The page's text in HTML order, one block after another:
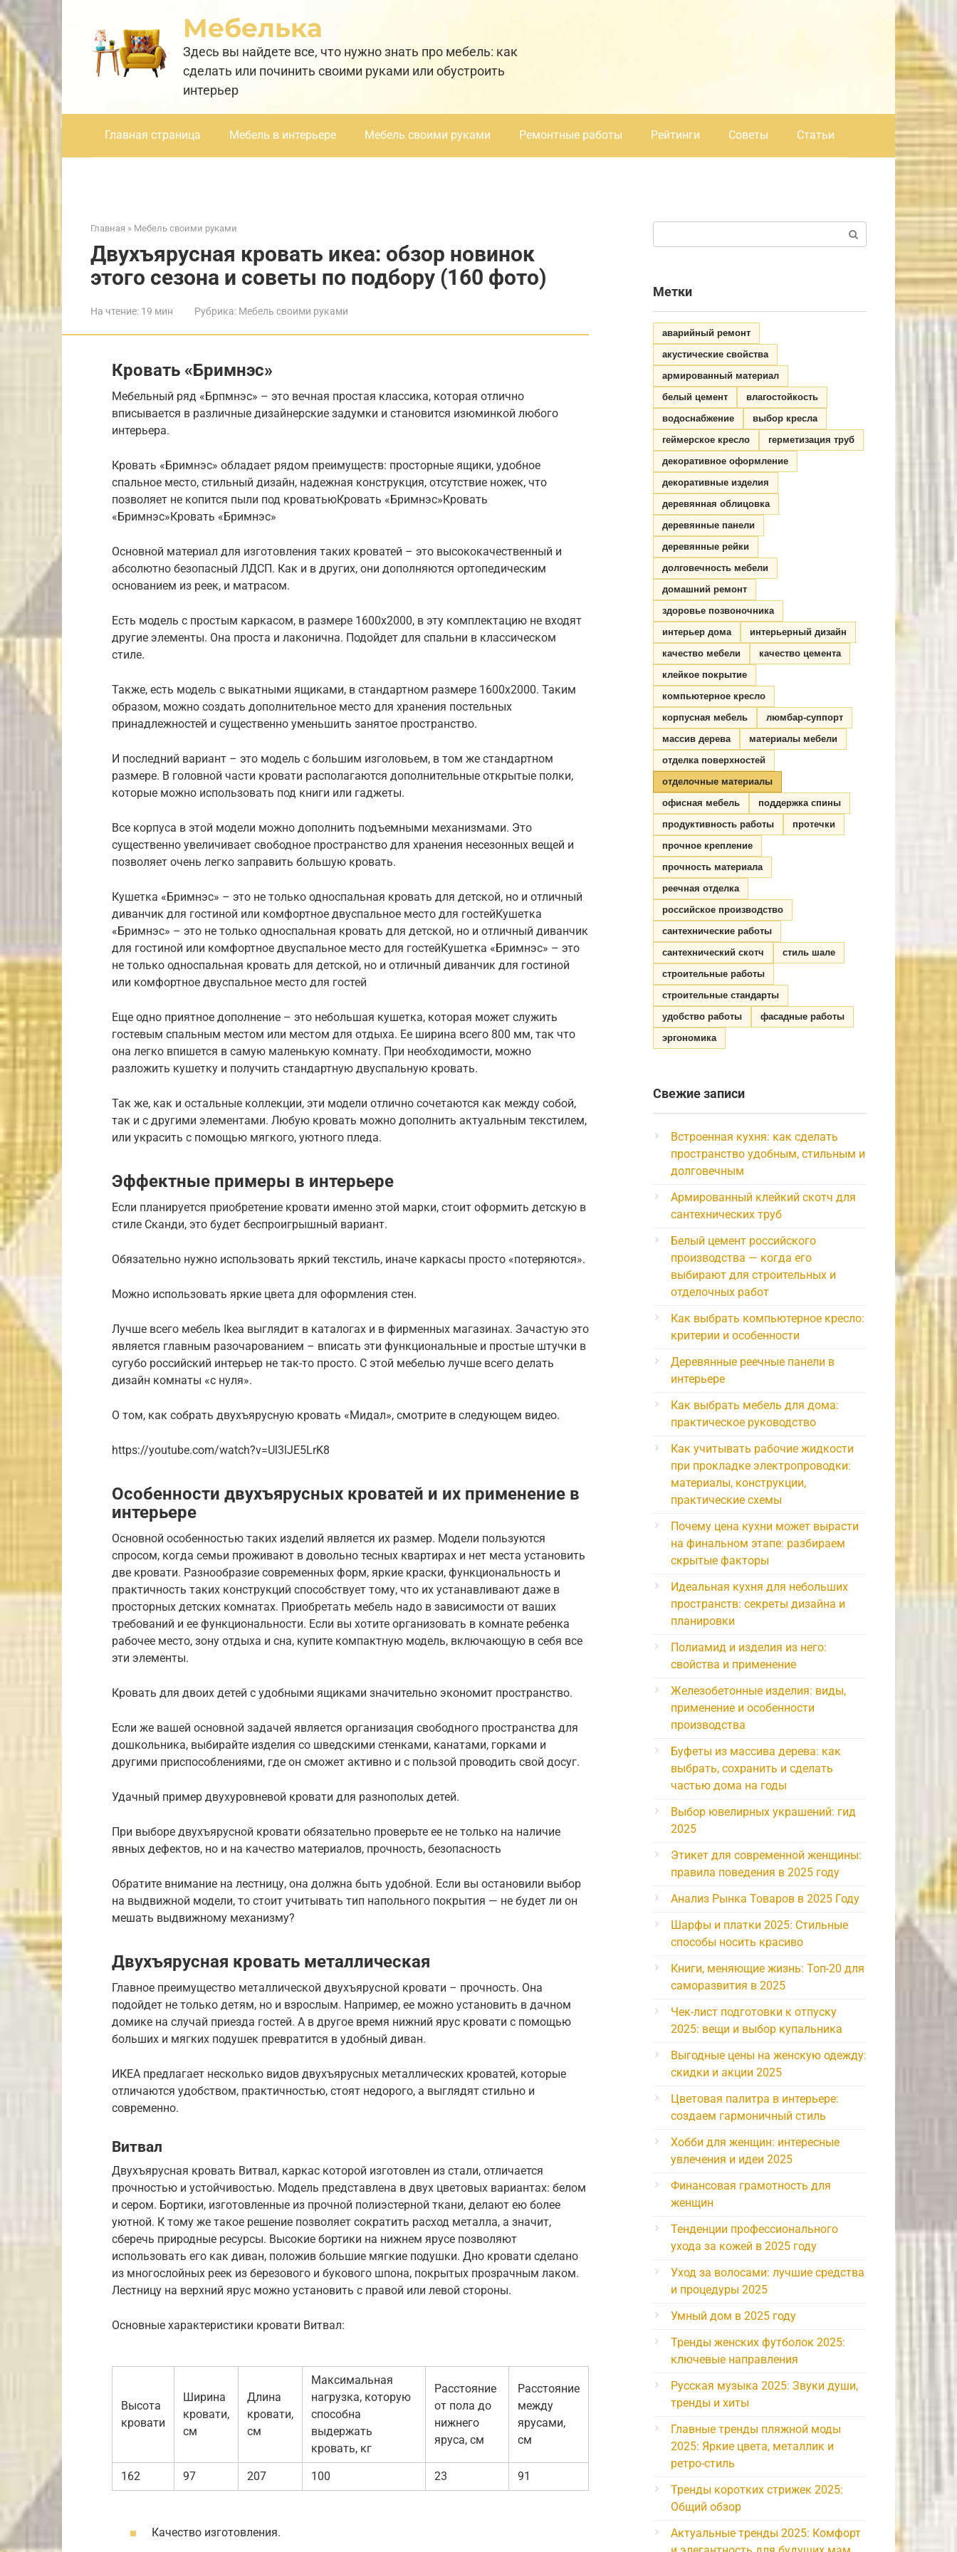
Перейти
к
контенту
Мебелька
Здесь вы найдете все, что нужно знать про мебель: как
сделать или починить своими руками или обустроить
интерьер
Главная страница Мебель в интерьере Мебель своими руками Ремонтные работы Рейтинги Советы Статьи
Главная » Мебель своими руками
Двухъярусная кровать икеа: обзор новинок
этого сезона и советы по подбору (160 фото)
На чтение: 19 мин Рубрика: Мебель своими руками
Кровать «Бримнэс»
Мебельный ряд «Брпмнэс» – это вечная простая классика, которая отлично
вписывается в различные дизайнерские задумки и становится изюминкой любого
интерьера.
Кровать «Бримнэс» обладает рядом преимуществ: просторные ящики, удобное
спальное место, стильный дизайн, надежная конструкция, отсутствие ножек, что
позволяет не копится пыли под кроватьюКровать «Бримнэс»Кровать
«Бримнэс»Кровать «Бримнэс»
Основной материал для изготовления таких кроватей – это высококачественный и
абсолютно безопасный ЛДСП. Как и в других, они дополняются ортопедическим
основанием из реек, и матрасом.
Есть модель с простым каркасом, в размере 1600х2000, в эту комплектацию не входят
другие элементы. Она проста и лаконична. Подойдет для спальни в классическом
стиле.
Также, есть модель с выкатными ящиками, в стандартном размере 1600х2000. Таким
образом, можно создать дополнительное место для хранения постельных
принадлежностей и существенно уменьшить занятое пространство.
И последний вариант – это модель с большим изголовьем, в том же стандартном
размере. В головной части кровати располагаются дополнительные открытые полки,
которые можно использовать под книги или гаджеты.
Все корпуса в этой модели можно дополнить подъемными механизмами. Это
существенно увеличивает свободное пространство для хранения несезонных вещей и
позволяет очень легко заправить большую кровать.
Кушетка «Бримнэс» – это не только односпальная кровать для детской, но и отличный
диванчик для гостиной или комфортное двуспальное место для гостейКушетка
«Бримнэс» – это не только односпальная кровать для детской, но и отличный диванчик
для гостиной или комфортное двуспальное место для гостейКушетка «Бримнэс» – это
не только односпальная кровать для детской, но и отличный диванчик для гостиной
или комфортное двуспальное место для гостей
Еще одно приятное дополнение – это небольшая кушетка, которая может служить
гостевым спальным местом или местом для отдыха. Ее ширина всего 800 мм, так что
она легко впишется в самую маленькую комнату. При необходимости, можно
разложить кушетку и получить стандартную двуспальную кровать.
Так же, как и остальные коллекции, эти модели отлично сочетаются как между собой,
так и с другими элементами. Любую кровать можно дополнить актуальным текстилем,
или украсить с помощью мягкого, уютного пледа.
Эффектные примеры в интерьере
Если планируется приобретение кровати именно этой марки, стоит оформить детскую в
стиле Сканди, это будет беспроигрышный вариант.
Обязательно нужно использовать яркий текстиль, иначе каркасы просто «потеряются».
Можно использовать яркие цвета для оформления стен.
Лучше всего мебель Ikea выглядит в каталогах и в фирменных магазинах. Зачастую это
является главным разочарованием – вписать эти функциональные и простые штучки в
сугубо российский интерьер не так-то просто. С этой мебелью лучше всего делать
дизайн комнаты «с нуля».
О том, как собрать двухъярусную кровать «Мидал», смотрите в следующем видео.
https://youtube.com/watch?v=Ul3lJE5LrK8
Особенности двухъярусных кроватей и их применение в
интерьере
Основной особенностью таких изделий является их размер. Модели пользуются
спросом, когда семьи проживают в довольно тесных квартирах и нет места установить
две кровати. Разнообразие современных форм, яркие краски, функциональность и
практичность таких конструкций способствует тому, что их устанавливают даже в
просторных детских комнатах. Приобретать мебель надо в зависимости от ваших
требований и ее функциональности. Если вы хотите организовать в комнате ребенка
рабочее место, зону отдыха и сна, купите компактную модель, включающую в себя все
эти элементы.
Кровать для двоих детей с удобными ящиками значительно экономит пространство.
Если же вашей основной задачей является организация свободного пространства для
дошкольника, выбирайте изделия со шведскими стенками, канатами, горками и
другими приспособлениями, где он сможет активно и с пользой проводить свой досуг.
Удачный пример двухуровневой кровати для разнополых детей.
При выборе двухъярусной кровати обязательно проверьте ее не только на наличие
явных дефектов, но и на качество материалов, прочность, безопасность
Обратите внимание на лестницу, она должна быть удобной. Если вы остановили выбор
на выдвижной модели, то стоит учитывать тип напольного покрытия — не будет ли он
мешать выдвижному механизму?
Двухъярусная кровать металлическая
Главное преимущество металлической двухъярусной кровати – прочность. Она
подойдет не только детям, но и взрослым. Например, ее можно установить в дачном
домике на случай приезда гостей. А в другое время нижний ярус кровати с помощью
больших и мягких подушек превратится в удобный диван.
ИКЕА предлагает несколько видов двухъярусных металлических кроватей, которые
отличаются удобством, практичностью, стоят недорого, а выглядят стильно и
современно.
Витвал
Двухъярусная кровать Витвал, каркас которой изготовлен из стали, отличается
прочностью и устойчивостью. Модель представлена в двух цветовых вариантах: белом
и сером. Бортики, изготовленные из прочной полиэстерной ткани, делают ею более
уютной. К тому же такое решение позволяет сократить расход металла, а значит,
сберечь природные ресурсы. Высокие бортики на нижнем ярусе позволяют
использовать его как диван, положив большие мягкие подушки. Дно кровати сделано
из многослойных реек из березового и букового шпона, покрытых прозрачным лаком.
Лестницу на верхний ярус можно установить с правой или левой стороны.
Основные характеристики кровати Витвал:
Высота
кровати
Ширина
кровати,
см
Длина
кровати,
см
Максимальная
нагрузка, которую
способна
выдержать
кровать, кг
Расстояние
от пола до
нижнего
яруса, см
Расстояние
между
ярусами,
см
162 97 207 100 23 91
Качество изготовления.
Метки
аварийный ремонт
акустические свойства
армированный материал
белый цемент
влагостойкость
водоснабжение
выбор кресла
геймерское кресло
герметизация труб
декоративное оформление
декоративные изделия
деревянная облицовка
деревянные панели
деревянные рейки
долговечность мебели
домашний ремонт
здоровье позвоночника
интерьер дома
интерьерный дизайн
качество мебели
качество цемента
клейкое покрытие
компьютерное кресло
корпусная мебель
люмбар-суппорт
массив дерева
материалы мебели
отделка поверхностей
отделочные материалы
офисная мебель
поддержка спины
продуктивность работы
протечки
прочное крепление
прочность материала
реечная отделка
российское производство
сантехнические работы
сантехнический скотч
стиль шале
строительные работы
строительные стандарты
удобство работы
фасадные работы
эргономика
Свежие записи
Встроенная кухня: как сделать
пространство удобным, стильным и
долговечным
Армированный клейкий скотч для
сантехнических труб
Белый цемент российского
производства — когда его
выбирают для строительных и
отделочных работ
Как выбрать компьютерное кресло:
критерии и особенности
Деревянные реечные панели в
интерьере
Как выбрать мебель для дома:
практическое руководство
Как учитывать рабочие жидкости
при прокладке электропроводки:
материалы, конструкции,
практические схемы
Почему цена кухни может вырасти
на финальном этапе: разбираем
скрытые факторы
Идеальная кухня для небольших
пространств: секреты дизайна и
планировки
Полиамид и изделия из него:
свойства и применение
Железобетонные изделия: виды,
применение и особенности
производства
Буфеты из массива дерева: как
выбрать, сохранить и сделать
частью дома на годы
Выбор ювелирных украшений: гид
2025
Этикет для современной женщины:
правила поведения в 2025 году
Анализ Рынка Товаров в 2025 Году
Шарфы и платки 2025: Стильные
способы носить красиво
Книги, меняющие жизнь: Топ-20 для
саморазвития в 2025
Чек-лист подготовки к отпуску
2025: вещи и выбор купальника
Выгодные цены на женскую одежду:
скидки и акции 2025
Цветовая палитра в интерьере:
создаем гармоничный стиль
Хобби для женщин: интересные
увлечения и идеи 2025
Финансовая грамотность для
женщин
Тенденции профессионального
ухода за кожей в 2025 году
Уход за волосами: лучшие средства
и процедуры 2025
Умный дом в 2025 году
Тренды женских футболок 2025:
ключевые направления
Русская музыка 2025: Звуки души,
тренды и хиты
Главные тренды пляжной моды
2025: Яркие цвета, металлик и
ретро-стиль
Тренды коротких стрижек 2025:
Общий обзор
Актуальные тренды 2025: Комфорт